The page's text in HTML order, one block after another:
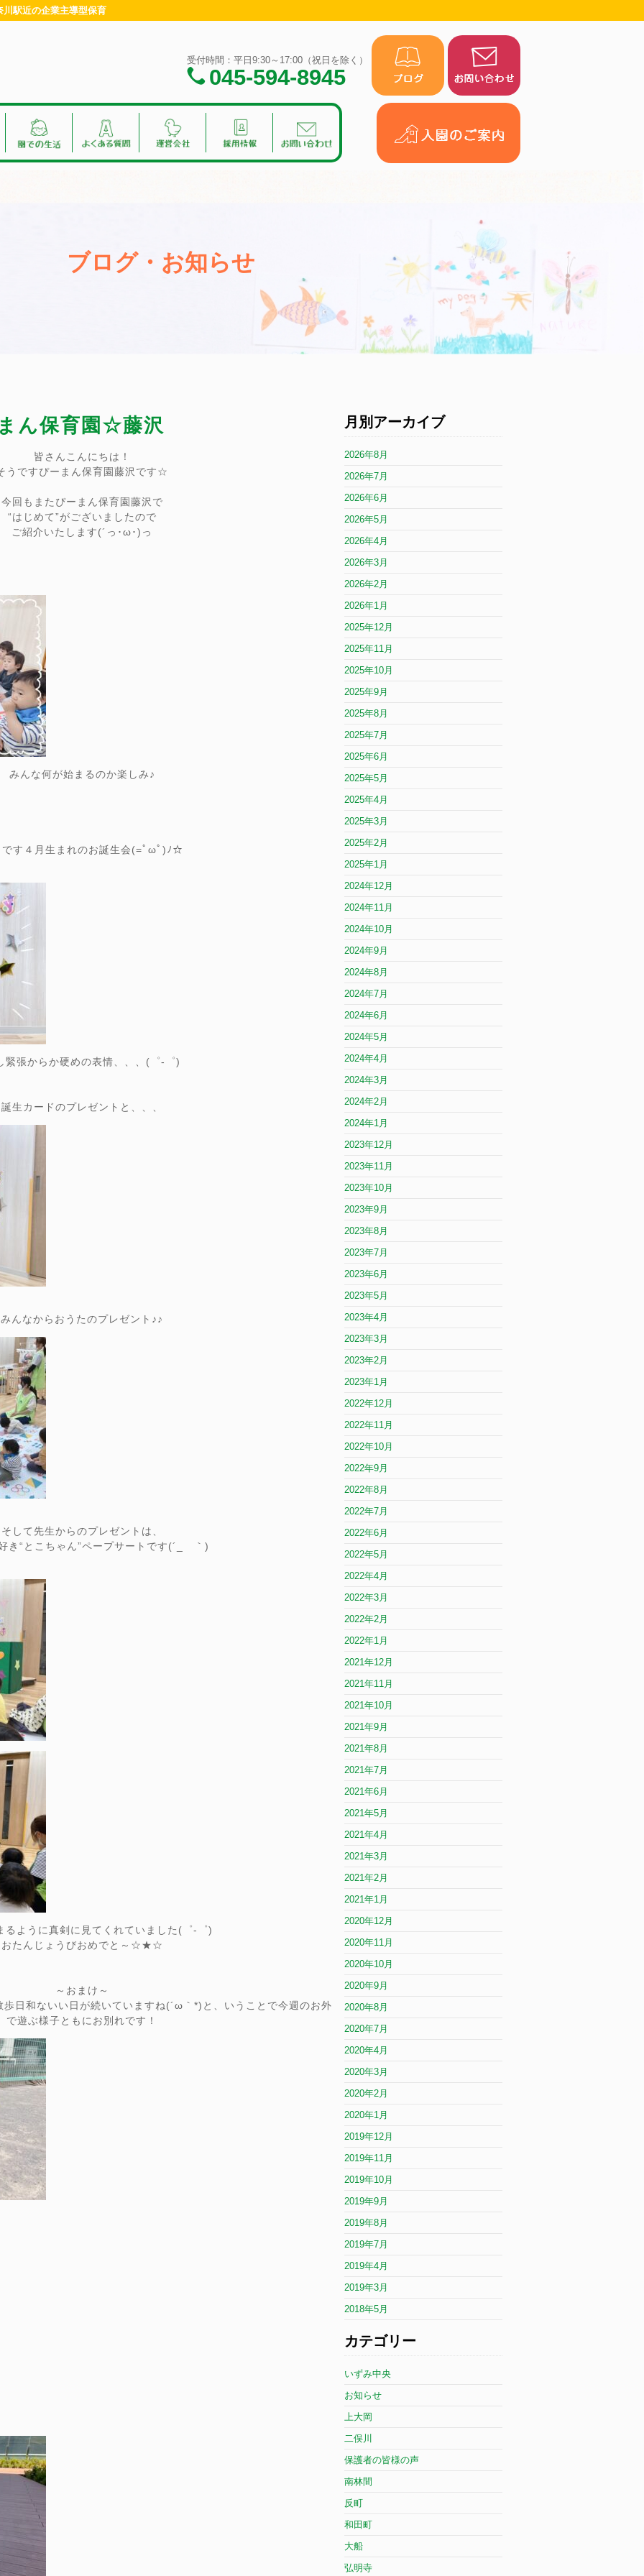
駅近の企業主導型保育
受付時間：平日9:30～17:00（祝日を除く）
045-594-8945
ブログ・お知らせ
ん保育園☆藤沢
皆さんこんにちは！
うですぴーまん保育園藤沢です☆
今回もまたぴーまん保育園藤沢で
“はじめて”がございましたので
ご紹介いたします(´っ･ω･)っ
みんな何が始まるのか楽しみ♪
です４月生まれのお誕生会(=ﾟωﾟ)ﾉ☆
緊張からか硬めの表情、、、(゜-゜)
誕生カードのプレゼントと、、、
みんなからおうたのプレゼント♪♪
そして先生からのプレゼントは、
き“とこちゃん”ペープサートです(´_ゝ｀)
るように真剣に見てくれていました(゜-゜)
おたんじょうびおめでと～☆★☆
～おまけ～
日和ないい日が続いていますね(´ω｀*)と、いうことで今週のお外
で遊ぶ様子ともにお別れです！
月別アーカイブ
2026年8月
2026年7月
2026年6月
2026年5月
2026年4月
2026年3月
2026年2月
2026年1月
2025年12月
2025年11月
2025年10月
2025年9月
2025年8月
2025年7月
2025年6月
2025年5月
2025年4月
2025年3月
2025年2月
2025年1月
2024年12月
2024年11月
2024年10月
2024年9月
2024年8月
2024年7月
2024年6月
2024年5月
2024年4月
2024年3月
2024年2月
2024年1月
2023年12月
2023年11月
2023年10月
2023年9月
2023年8月
2023年7月
2023年6月
2023年5月
2023年4月
2023年3月
2023年2月
2023年1月
2022年12月
2022年11月
2022年10月
2022年9月
2022年8月
2022年7月
2022年6月
2022年5月
2022年4月
2022年3月
2022年2月
2022年1月
2021年12月
2021年11月
2021年10月
2021年9月
2021年8月
2021年7月
2021年6月
2021年5月
2021年4月
2021年3月
2021年2月
2021年1月
2020年12月
2020年11月
2020年10月
2020年9月
2020年8月
2020年7月
2020年4月
2020年3月
2020年2月
2020年1月
2019年12月
2019年11月
2019年10月
2019年9月
2019年8月
2019年7月
2019年4月
2019年3月
2018年5月
カテゴリー
いずみ中央
お知らせ
上大岡
二俣川
保護者の皆様の声
南林間
反町
和田町
大船
弘明寺